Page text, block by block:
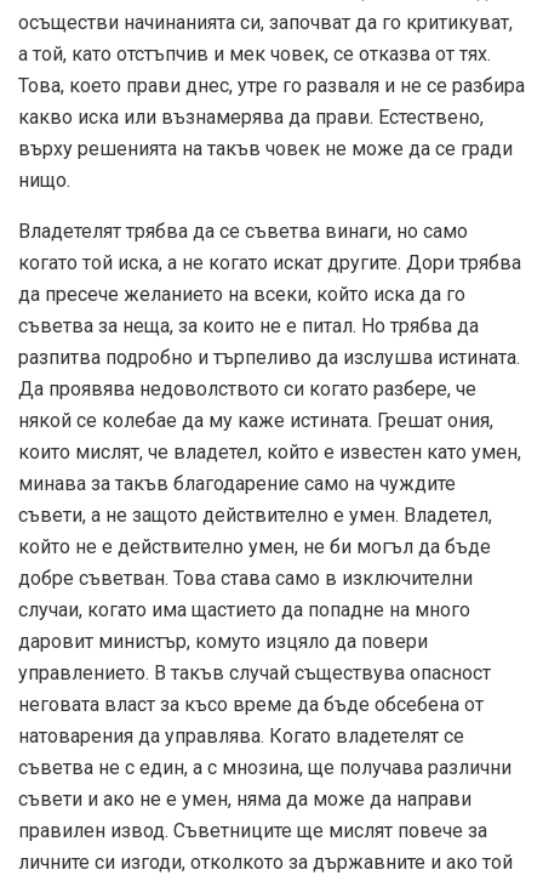
осъществи начинанията си, започват да го критикуват,
а той, като отстъпчив и мек човек, се отказва от тях.
Това, което прави днес, утре го разваля и не се разбира
какво иска или възнамерява да прави. Естествено,
върху решенията на такъв човек не може да се гради
нищо.
Владетелят трябва да се съветва винаги, но само
когато той иска, а не когато искат другите. Дори трябва
да пресече желанието на всеки, който иска да го
съветва за неща, за които не е питал. Но трябва да
разпитва подробно и търпеливо да изслушва истината.
Да проявява недоволството си когато разбере, че
някой се колебае да му каже истината. Грешат ония,
които мислят, че владетел, който е известен като умен,
минава за такъв благодарение само на чуждите
съвети, а не защото действително е умен. Владетел,
който не е действително умен, не би могъл да бъде
добре съветван. Това става само в изключителни
случаи, когато има щастието да попадне на много
даровит министър, комуто изцяло да повери
управлението. В такъв случай съществува опасност
неговата власт за късо време да бъде обсебена от
натоварения да управлява. Когато владетелят се
съветва не с един, а с мнозина, ще получава различни
съвети и ако не е умен, няма да може да направи
правилен извод. Съветниците ще мислят повече за
личните си изгоди, отколкото за държавните и ако той